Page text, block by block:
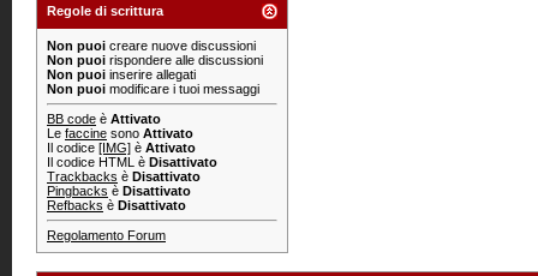
Regole di scrittura
Non puoi creare nuove discussioni
Non puoi rispondere alle discussioni
Non puoi inserire allegati
Non puoi modificare i tuoi messaggi
BB code è Attivato
Le faccine sono Attivato
Il codice [IMG] è Attivato
Il codice HTML è Disattivato
Trackbacks è Disattivato
Pingbacks è Disattivato
Refbacks è Disattivato
Regolamento Forum